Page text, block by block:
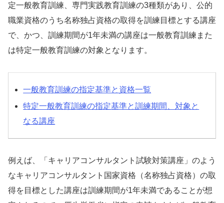
定一般教育訓練、専門実践教育訓練の3種類があり、公的
職業資格のうち名称独占資格の取得を訓練目標とする講座
で、かつ、訓練期間が1年未満の講座は一般教育訓練また
は特定一般教育訓練の対象となります。
一般教育訓練の指定基準と資格一覧
特定一般教育訓練の指定基準と訓練期間、対象と
なる講座
例えば、「キャリアコンサルタント試験対策講座」のよう
なキャリアコンサルタント国家資格（名称独占資格）の取
得を目標とした講座は訓練期間が1年未満であることが想